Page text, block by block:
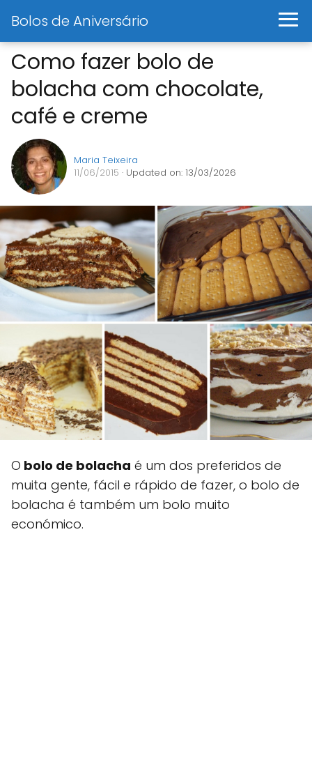
Bolos de Aniversário
Como fazer bolo de
bolacha com chocolate,
café e creme
Maria Teixeira
11/06/2015 · Updated on: 13/03/2026
O bolo de bolacha é um dos preferidos de
muita gente, fácil e rápido de fazer, o bolo de
bolacha é também um bolo muito
económico.